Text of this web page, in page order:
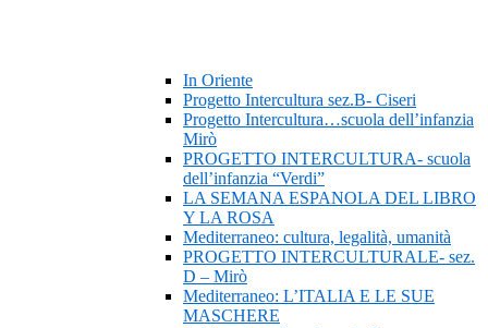
In Oriente
Progetto Intercultura sez.B- Ciseri
Progetto Intercultura…scuola dell’infanzia
Mirò
PROGETTO INTERCULTURA- scuola
dell’infanzia “Verdi”
LA SEMANA ESPANOLA DEL LIBRO
Y LA ROSA
Mediterraneo: cultura, legalità, umanità
PROGETTO INTERCULTURALE- sez.
D – Mirò
Mediterraneo: L’ITALIA E LE SUE
MASCHERE